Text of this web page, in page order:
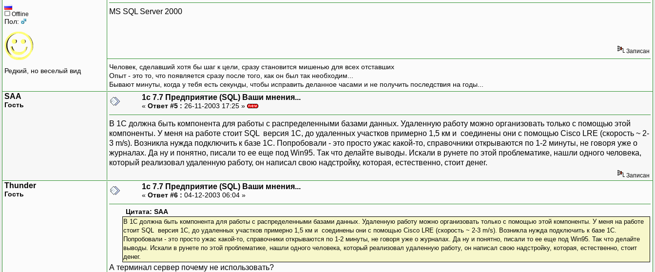
Offline
Пол:
Редкий, но веселый вид
MS SQL Server 2000
Записан
Человек, сделавший хотя бы шаг к цели, сразу становится мишенью для всех отставших
Опыт - это то, что появляется сразу после того, как он был так необходим...
Бывают минуты, когда у тебя есть секунды, чтобы исправить деланное часами и не получить последствия на годы...
SAA
Гость
1с 7.7 Предприятие (SQL) Ваши мнения...
« Ответ #5 : 26-11-2003 17:25 »
В 1С должна быть компонента для работы с распределенными базами данных. Удаленную работу можно организовать только с помощью этой
компоненты. У меня на работе стоит SQL версия 1С, до удаленных участков примерно 1,5 км и соединены они с помощью Cisco LRE (скорость ~ 2-
3 m/s). Возникла нужда подключить к базе 1С. Попробовали - это просто ужас какой-то, справочники открываются по 1-2 минуты, не говоря уже о
журналах. Да ну и понятно, писали то ее еще под Win95. Так что делайте выводы. Искали в рунете по этой проблематике, нашли одного человека,
который реализовал удаленную работу, он написал свою надстройку, которая, естественно, стоит денег.
Записан
Thunder
Гость
1с 7.7 Предприятие (SQL) Ваши мнения...
« Ответ #6 : 04-12-2003 06:04 »
Цитата: SAA
В 1С должна быть компонента для работы с распределенными базами данных. Удаленную работу можно организовать только с помощью этой компоненты. У меня на работе
стоит SQL версия 1С, до удаленных участков примерно 1,5 км и соединены они с помощью Cisco LRE (скорость ~ 2-3 m/s). Возникла нужда подключить к базе 1С.
Попробовали - это просто ужас какой-то, справочники открываются по 1-2 минуты, не говоря уже о журналах. Да ну и понятно, писали то ее еще под Win95. Так что делайте
выводы. Искали в рунете по этой проблематике, нашли одного человека, который реализовал удаленную работу, он написал свою надстройку, которая, естественно, стоит
денег.
А терминал сервер почему не использовать?